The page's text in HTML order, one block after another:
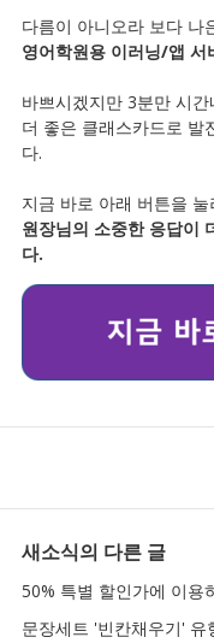
다름이 아니오라 보다 나
영어학원용 이러닝/앱 서
바쁘시겠지만 3분만 시
더 좋은 클래스카드로 발
다.
지금 바로 아래 버튼을
원장님의 소중한 응답이
다.
새소식의 다른 글
50% 특별 할인가에 이용
문장세트 '빈칸채우기'